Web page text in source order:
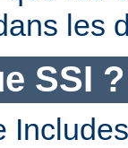
les
SSI ?